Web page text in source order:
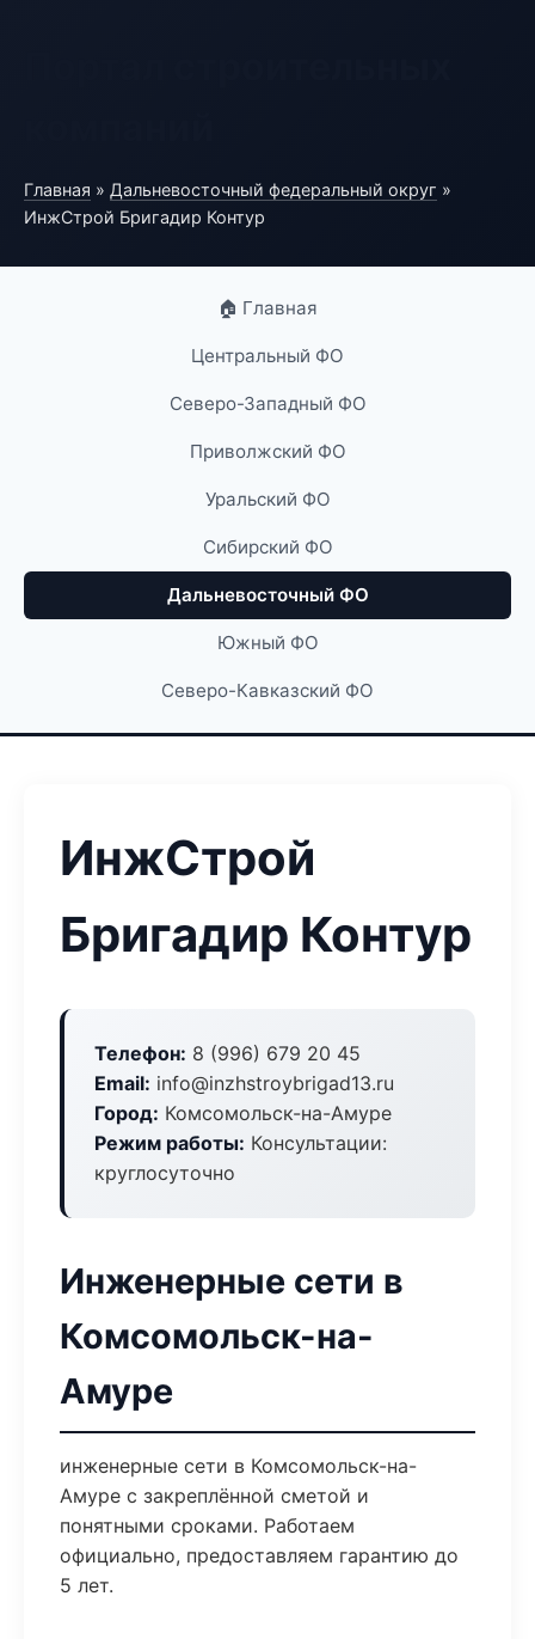
Главная » Дальневосточный федеральный округ »
ИнжСтрой Бригадир Контур
🏠 Главная
Центральный ФО
Северо-Западный ФО
Приволжский ФО
Уральский ФО
Сибирский ФО
Дальневосточный ФО
Южный ФО
Северо-Кавказский ФО
ИнжСтрой
Бригадир Контур
Телефон: 8 (996) 679 20 45
Email: info@inzhstroybrigad13.ru
Город: Комсомольск-на-Амуре
Режим работы: Консультации:
круглосуточно
Инженерные сети в
Комсомольск-на-
Амуре
инженерные сети в Комсомольск-на-
Амуре с закреплённой сметой и
понятными сроками. Работаем
официально, предоставляем гарантию до
5 лет.